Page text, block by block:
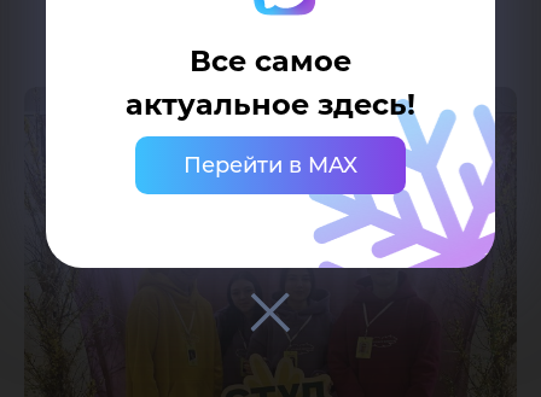
Все самое
актуальное здесь!
Перейти в MAX